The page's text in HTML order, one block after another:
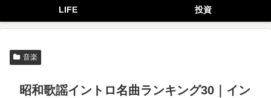
LIFE 投資
音楽
昭和歌謡イントロ名曲ランキング30｜イン